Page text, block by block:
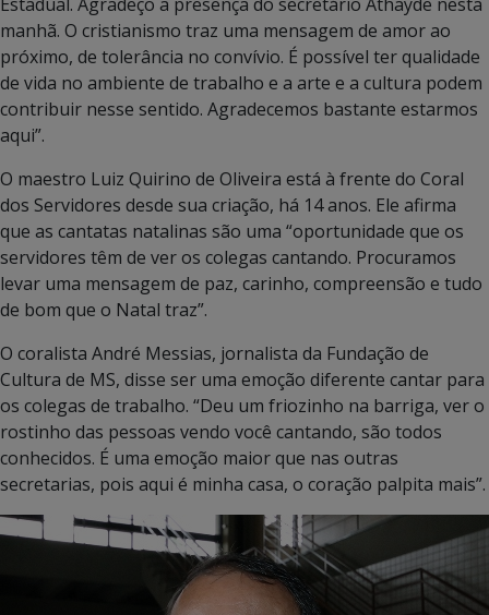
manhã. O cristianismo traz uma mensagem de amor ao
próximo, de tolerância no convívio. É possível ter qualidade
de vida no ambiente de trabalho e a arte e a cultura podem
contribuir nesse sentido. Agradecemos bastante estarmos
aqui”.
O maestro Luiz Quirino de Oliveira está à frente do Coral
dos Servidores desde sua criação, há 14 anos. Ele afirma
que as cantatas natalinas são uma “oportunidade que os
servidores têm de ver os colegas cantando. Procuramos
levar uma mensagem de paz, carinho, compreensão e tudo
de bom que o Natal traz”.
O coralista André Messias, jornalista da Fundação de
Cultura de MS, disse ser uma emoção diferente cantar para
os colegas de trabalho. “Deu um friozinho na barriga, ver o
rostinho das pessoas vendo você cantando, são todos
conhecidos. É uma emoção maior que nas outras
secretarias, pois aqui é minha casa, o coração palpita mais”.